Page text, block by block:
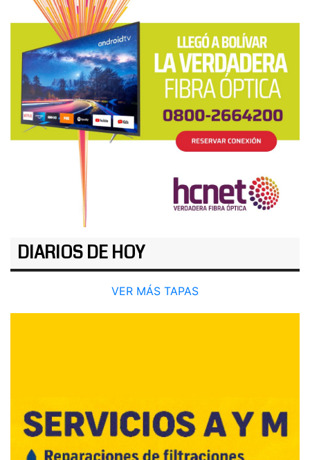
DIARIOS DE HOY
VER MÁS TAPAS